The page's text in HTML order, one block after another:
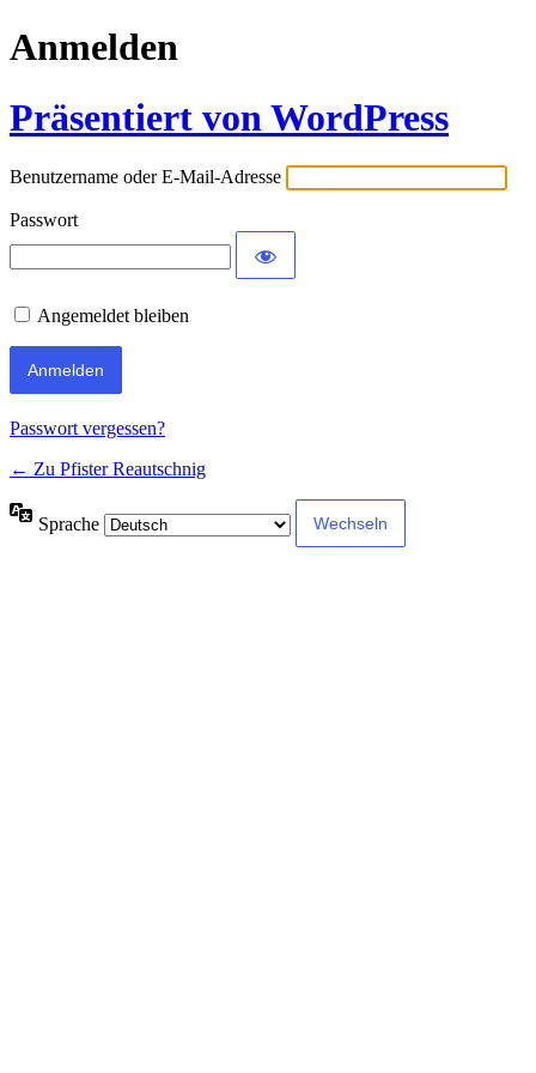
Anmelden
Präsentiert von WordPress
Benutzername oder E-Mail-Adresse
Passwort
Angemeldet bleiben
Passwort vergessen?
← Zu Pfister Reautschnig
Sprache